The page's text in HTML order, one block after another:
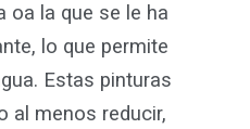
oa la que se le ha
lo que permite
Estas pinturas
al menos reducir,